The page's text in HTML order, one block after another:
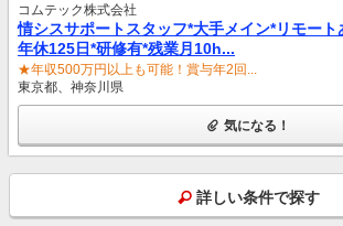
コムテック株式会社
情シスサポートスタッフ*大手メイン*リモート
年休125日*研修有*残業月10h...
★年収500万円以上も可能！賞与年2回...
東京都、神奈川県
気になる！
詳しい条件で探す